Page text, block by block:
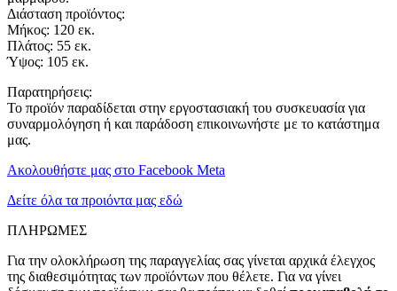
Διάσταση προϊόντος:
Μήκος: 120 εκ.
Πλάτος: 55 εκ.
Ύψος: 105 εκ.
Παρατηρήσεις:
Το προϊόν παραδίδεται στην εργοστασιακή του συσκευασία για
συναρμολόγηση ή και παράδοση επικοινωνήστε με το κατάστημα
μας.
Ακολουθήστε μας στο Facebook Meta
Δείτε όλα τα προιόντα μας εδώ
ΠΛΗΡΩΜΕΣ
Για την ολοκλήρωση της παραγγελίας σας γίνεται αρχικά έλεγχος
της διαθεσιμότητας των προϊόντων που θέλετε. Για να γίνει